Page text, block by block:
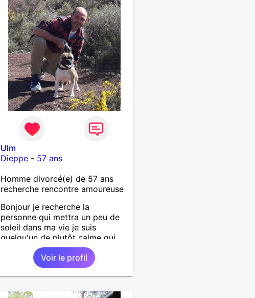
souhaite rencontrer une femme
douce, honnête et bienveillante,
avec qui partager des moments
de complicité, de rire et de
confiance. Je crois qu'une belle
relation commence souvent par
une belle amitié et qu'il n'est
jamais trop tard pour écrire une
nouvelle histoire. Si vous aimez
les échanges sincères, les
valeurs de respect et de
simplicité, nous pourrions faire
connaissance autour d'un café
suivi d'une balade, sans
précipitation et laisser le temps
faire le reste. Au plaisir de vous
Ulm
Dieppe - 57 ans
Homme divorcé(e) de 57 ans
recherche rencontre amoureuse
Bonjour je recherche la
personne qui mettra un peu de
soleil dans ma vie je suis
quelqu'un de plutôt calme qui
aime les choses simples sans
prise de tête, simplement
partager de belles choses avec
une personne qui me ressemble
Voir le profil